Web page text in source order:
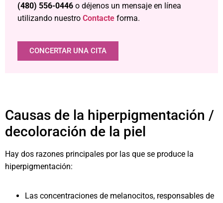
(480) 556-0446 o déjenos un mensaje en línea
utilizando nuestro Contacte forma.
CONCERTAR UNA CITA
Causas de la hiperpigmentación /
decoloración de la piel
Hay dos razones principales por las que se produce la
hiperpigmentación:
Las concentraciones de melanocitos, responsables de